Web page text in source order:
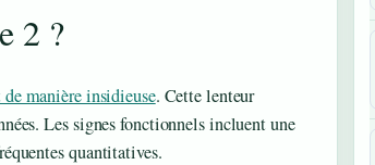
2 ?
manière insidieuse. Cette lenteur
Les signes fonctionnels incluent une
quantitatives.